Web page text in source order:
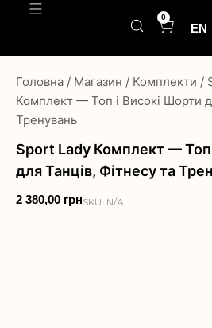
0
EN
Головна / Магазин / Комплекти /
Комплект — Топ і Високі Шорти
Тренувань
Sport Lady Комплект — Топ
для Танців, Фітнесу та
2 380,00 грнSKU: N/A